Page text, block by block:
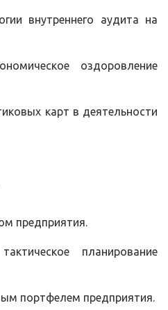
внутреннего аудита на
оздоровление
карт в деятельности
предприятия.
планирование
портфелем предприятия.